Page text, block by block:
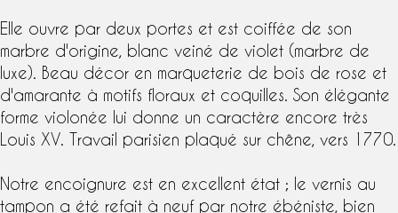
Elle ouvre par deux portes et est coiffée de son
marbre d'origine, blanc veiné de violet (marbre de
luxe). Beau décor en marqueterie de bois de rose et
d'amarante à motifs floraux et coquilles. Son élégante
forme violonée lui donne un caractère encore très
Louis XV. Travail parisien plaqué sur chêne, vers 1770.
Notre encoignure est en excellent état ; le vernis au
tampon a été refait à neuf par notre ébéniste, bien